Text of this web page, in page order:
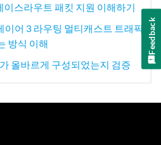
이스라우트 패킷 지원 이해하기
이어 3 라우팅 멀티캐스트 트래픽
방식 이해
올바르게 구성되었는지 검증
Feedback